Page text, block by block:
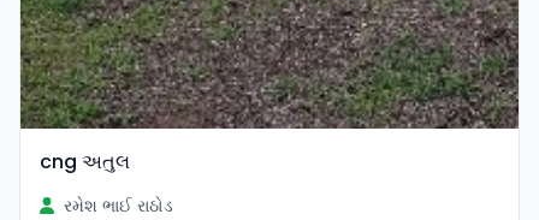
cng અતુલ
રમેશ ભાઈ રાઠોડ